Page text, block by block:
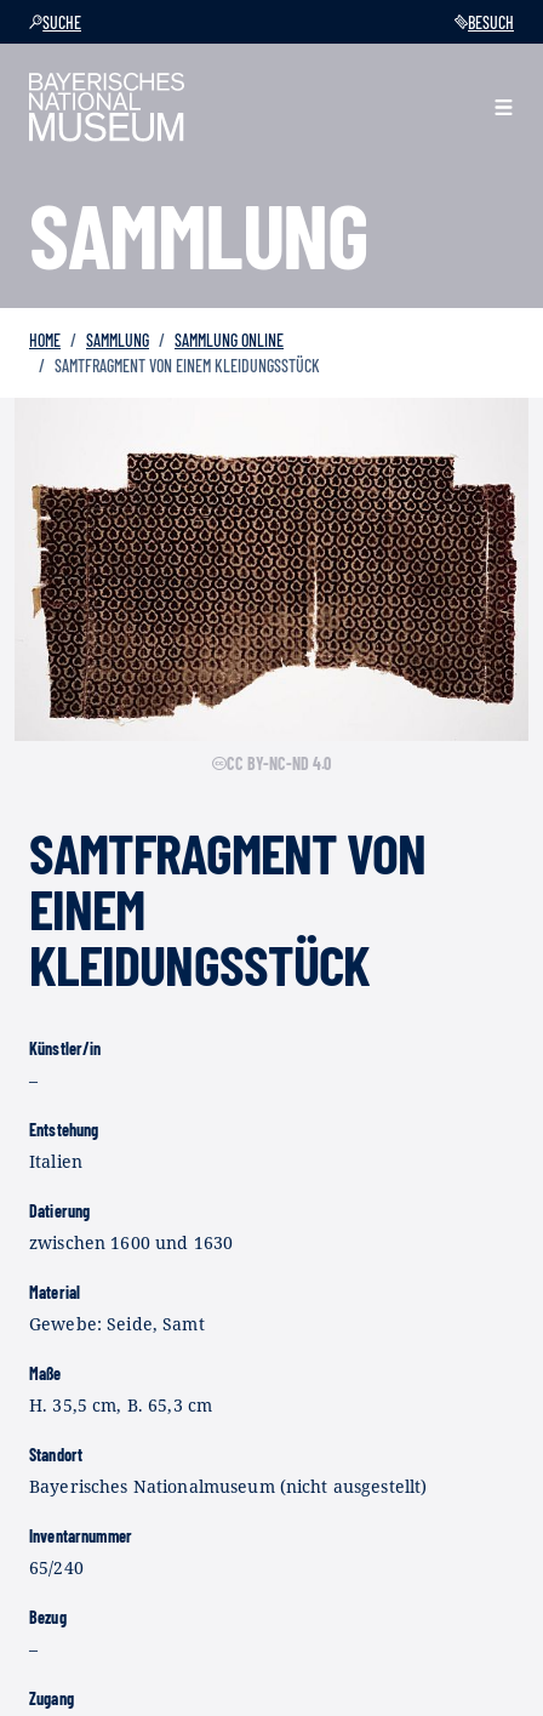
SUCHE BESUCH
SAMMLUNG
HOME SAMMLUNG
SAMMLUNG ONLINE
SAMTFRAGMENT VON EINEM KLEIDUNGSSTÜCK
CC BY-NC-ND 4.0
SAMTFRAGMENT VON
EINEM
KLEIDUNGSSTÜCK
Künstler/in
–
Entstehung
Italien
Datierung
zwischen 1600 und 1630
Material
Gewebe: Seide, Samt
Maße
H. 35,5 cm, B. 65,3 cm
Standort
Bayerisches Nationalmuseum (nicht ausgestellt)
Inventarnummer
65/240
Bezug
–
Zugang